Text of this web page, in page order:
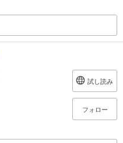
試し読み
フォロー